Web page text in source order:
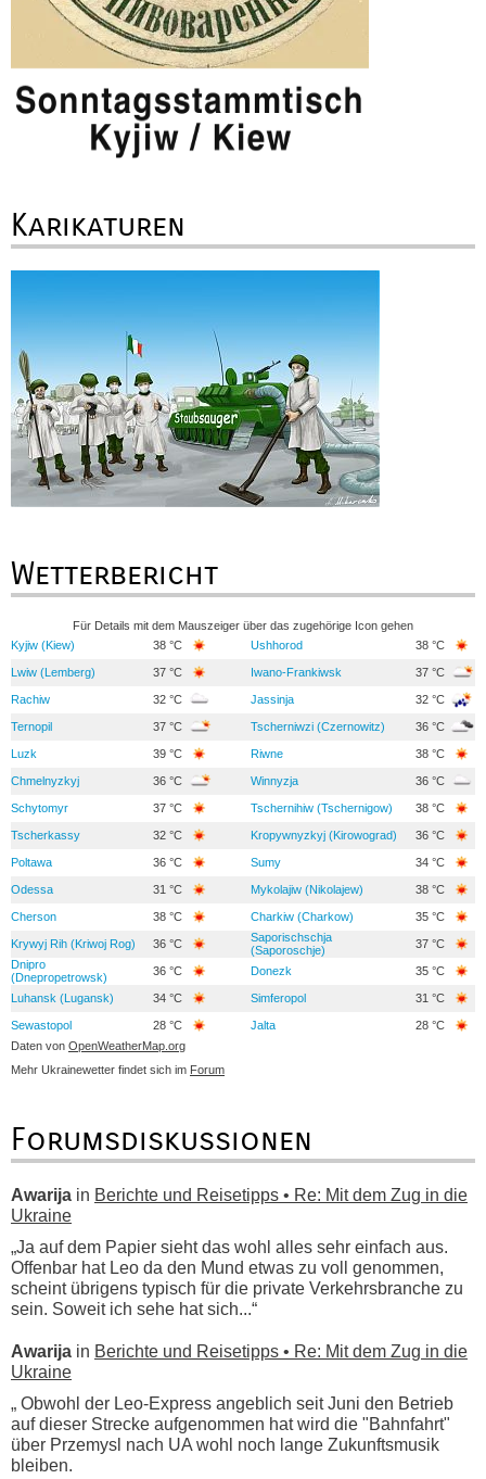
Karikaturen
Wetterbericht
Für Details mit dem Mauszeiger über das zugehörige Icon gehen
Kyjiw (Kiew)
38 °C Ushhorod 38 °C
Lwiw (Lemberg) 37 °C Iwano-Frankiwsk 37 °C
Rachiw 32 °C Jassinja 32 °C
Ternopil 37 °C Tscherniwzi (Czernowitz) 36 °C
Luzk 39 °C Riwne 38 °C
Chmelnyzkyj 36 °C Winnyzja 36 °C
Schytomyr 37 °C Tschernihiw (Tschernigow) 38 °C
Tscherkassy 32 °C Kropywnyzkyj (Kirowograd) 36 °C
Poltawa 36 °C Sumy 34 °C
Odessa 31 °C Mykolajiw (Nikolajew) 38 °C
Cherson 38 °C Charkiw (Charkow) 35 °C
Krywyj Rih (Kriwoj Rog) 36 °C
Saporischschja
(Saporoschje)
37 °C
Dnipro
(Dnepropetrowsk)
36 °C Donezk 35 °C
Luhansk (Lugansk) 34 °C Simferopol 31 °C
Sewastopol 28 °C Jalta
28 °C
Daten von OpenWeatherMap.org
Mehr Ukrainewetter findet sich im Forum
Forumsdiskussionen
Awarija in Berichte und Reisetipps • Re: Mit dem Zug in die
Ukraine
„Ja auf dem Papier sieht das wohl alles sehr einfach aus.
Offenbar hat Leo da den Mund etwas zu voll genommen,
scheint übrigens typisch für die private Verkehrsbranche zu
sein. Soweit ich sehe hat sich...“
Awarija in Berichte und Reisetipps • Re: Mit dem Zug in die
Ukraine
„ Obwohl der Leo-Express angeblich seit Juni den Betrieb
auf dieser Strecke aufgenommen hat wird die "Bahnfahrt"
über Przemysl nach UA wohl noch lange Zukunftsmusik
bleiben.